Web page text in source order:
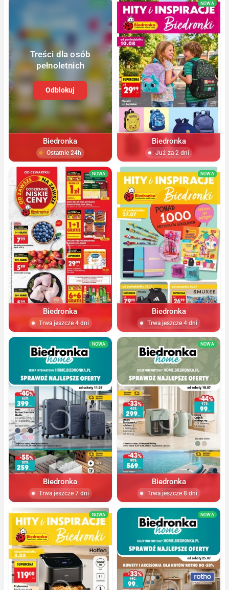
Treści dla osób
pełnoletnich
Odblokuj
Biedronka
Ostatnie 24h
NOWA
Biedronka
Już za 2 dni
NOWA
Biedronka
Trwa jeszcze 4 dni
NOWA
Biedronka
Trwa jeszcze 4 dni
NOWA
Biedronka
Trwa jeszcze 7 dni
NOWA
Biedronka
Trwa jeszcze 8 dni
NOWA NOWA